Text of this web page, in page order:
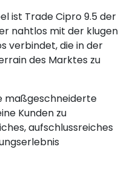
ist Trade Cipro 9.5 der
nahtlos mit der klugen
verbindet, die in der
des Marktes zu
maßgeschneiderte
Kunden zu
aufschlussreiches